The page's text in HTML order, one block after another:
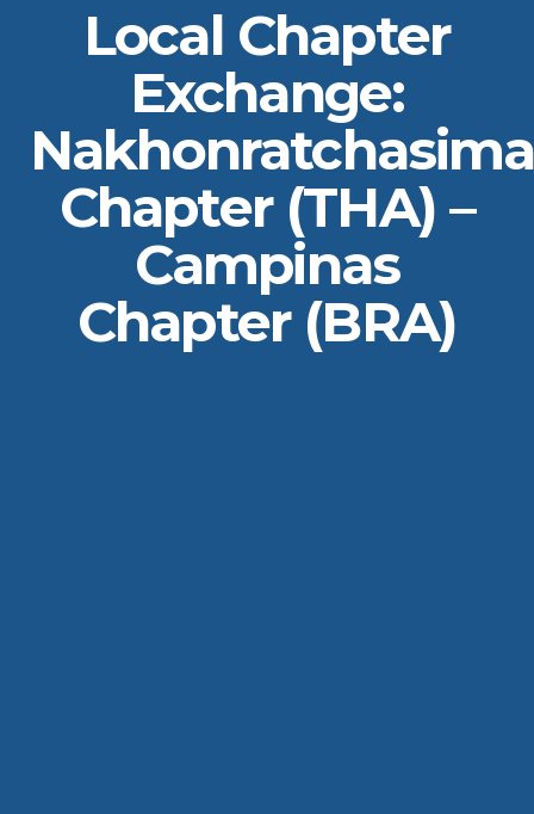
Local Chapter
Exchange:
Nakhonratchasima
Chapter (THA) –
Campinas
Chapter (BRA)